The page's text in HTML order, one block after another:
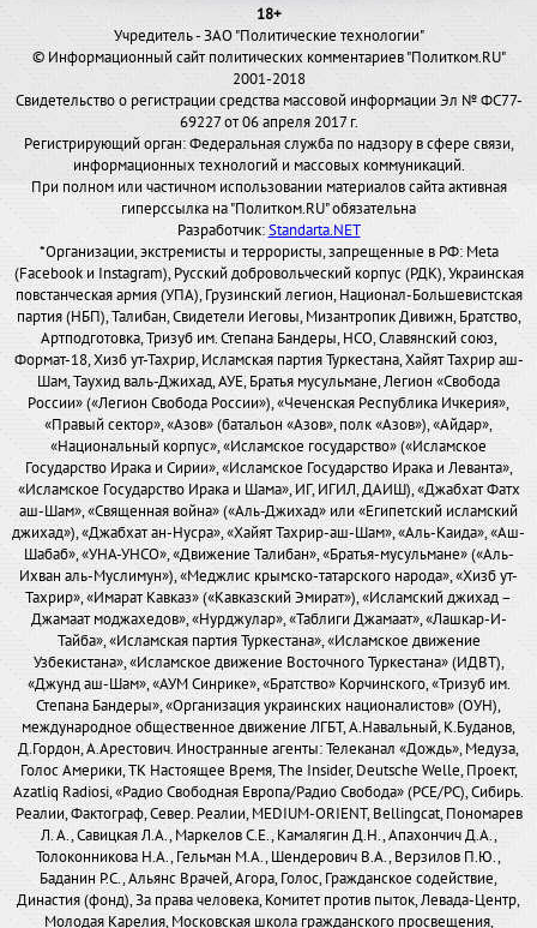
18+
Учредитель - ЗАО "Политические технологии"
© Информационный сайт политических комментариев "Политком.RU"
2001-2018
Свидетельство о регистрации средства массовой информации Эл № ФС77-
69227 от 06 апреля 2017 г.
Регистрирующий орган: Федеральная служба по надзору в сфере связи,
информационных технологий и массовых коммуникаций.
При полном или частичном использовании материалов сайта активная
гиперссылка на "Политком.RU" обязательна
Разработчик:Standarta.NET
*Организации, экстремисты и террористы, запрещенные в РФ: Meta
(Facebook и Instagram), Русский добровольческий корпус (РДК), Украинская
повстанческая армия (УПА), Грузинский легион, Национал-Большевистская
партия (НБП), Талибан, Свидетели Иеговы, Мизантропик Дивижн, Братство,
Артподготовка, Тризуб им. Степана Бандеры, НСО, Славянский союз,
Формат-18, Хизб ут-Тахрир, Исламская партия Туркестана, Хайят Тахрир аш-
Шам, Таухид валь-Джихад, АУЕ, Братья мусульмане, Легион «Свобода
России» («Легион Свобода России»), «Чеченская Республика Ичкерия»,
«Правый сектор», «Азов» (батальон «Азов», полк «Азов»), «Айдар»,
«Национальный корпус», «Исламское государство» («Исламское
Государство Ирака и Сирии», «Исламское Государство Ирака и Леванта»,
«Исламское Государство Ирака и Шама», ИГ, ИГИЛ, ДАИШ), «Джабхат Фатх
аш-Шам», «Священная война» («Аль-Джихад» или «Египетский исламский
джихад»), «Джабхат ан-Нусра», «Хайят Тахрир-аш-Шам», «Аль-Каида», «Аш-
Шабаб», «УНА-УНСО», «Движение Талибан», «Братья-мусульмане» («Аль-
Ихван аль-Муслимун»), «Меджлис крымско-татарского народа», «Хизб ут-
Тахрир», «Имарат Кавказ» («Кавказский Эмират»), «Исламский джихад –
Джамаат моджахедов», «Нурджулар», «Таблиги Джамаат», «Лашкар-И-
Тайба», «Исламская партия Туркестана», «Исламское движение
Узбекистана», «Исламское движение Восточного Туркестана» (ИДВТ),
«Джунд аш-Шам», «АУМ Синрике», «Братство» Корчинского, «Тризуб им.
Степана Бандеры», «Организация украинских националистов» (ОУН),
международное общественное движение ЛГБТ, А.Навальный, К.Буданов,
Д.Гордон, А.Арестович. Иностранные агенты: Телеканал «Дождь», Медуза,
Голос Америки, ТК Настоящее Время, The Insider, Deutsche Welle, Проект,
Azatliq Radiosi, «Радио Свободная Европа/Радио Свобода» (PCE/PC), Сибирь.
Реалии, Фактограф, Север. Реалии, MEDIUM-ORIENT, Bellingcat, Пономарев
Л. А., Савицкая Л.А., Маркелов С.Е., Камалягин Д.Н., Апахончич Д.А.,
Толоконникова Н.А., Гельман М.А., Шендерович В.А., Верзилов П.Ю.,
Баданин Р.С., Альянс Врачей, Агора, Голос, Гражданское содействие,
Династия (фонд), За права человека, Комитет против пыток, Левада-Центр,
Молодая Карелия, Московская школа гражданского просвещения,